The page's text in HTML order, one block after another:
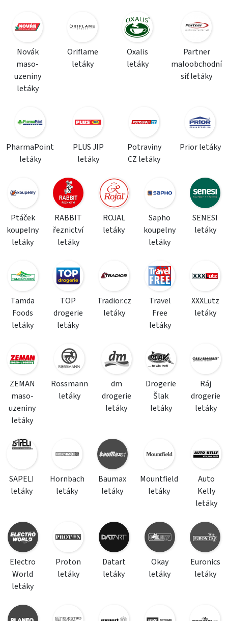
Novák
maso-
uzeniny
letáky
Oriflame
letáky
Oxalis
letáky
Partner
maloobchodní
síť letáky
PharmaPoint
letáky
PLUS JIP
letáky
Potraviny
CZ letáky
Prior letáky
Ptáček
koupelny
letáky
RABBIT
řeznictví
letáky
ROJAL
letáky
Sapho
koupelny
letáky
SENESI
letáky
Tamda
Foods
letáky
TOP
drogerie
letáky
Tradior.cz
letáky
Travel
Free
letáky
XXXLutz
letáky
ZEMAN
maso-
uzeniny
letáky
Rossmann
letáky
dm
drogerie
letáky
Drogerie
Šlak
letáky
Ráj
drogerie
letáky
SAPELI
letáky
Hornbach
letáky
Baumax
letáky
Mountfield
letáky
Auto
Kelly
letáky
Electro
World
letáky
Proton
letáky
Datart
letáky
Okay
letáky
Euronics
letáky